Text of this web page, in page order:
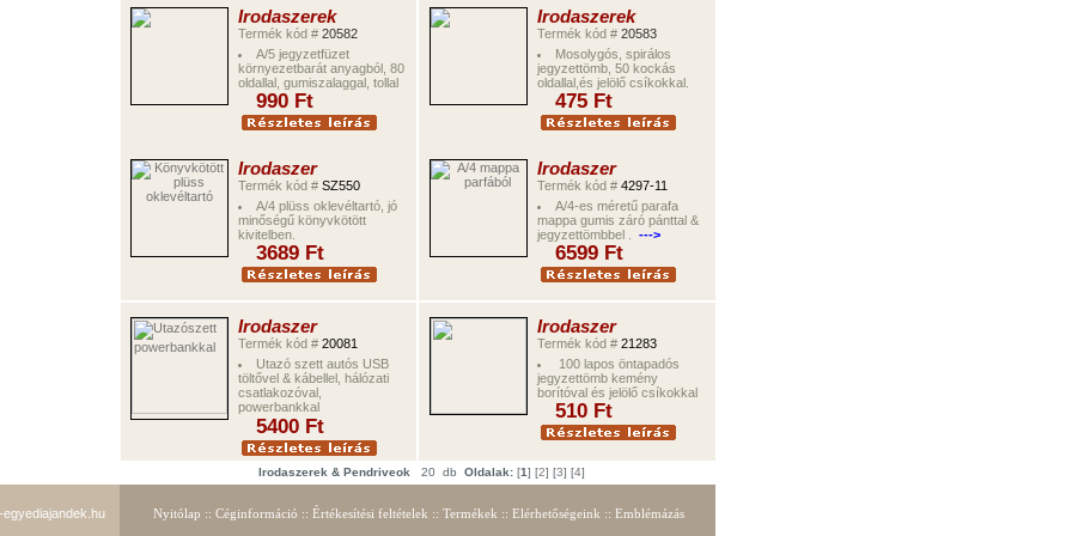
Irodaszerek
Termék kód # 20582
A/5 jegyzetfüzet
környezetbarát anyagból, 80
oldallal, gumiszalaggal, tollal
990 Ft
Irodaszerek
Termék kód # 20583
Mosolygós, spirálos
jegyzettömb, 50 kockás
oldallal,és jelölő csíkokkal.
475 Ft
Irodaszer
Termék kód # SZ550
A/4 plüss oklevéltartó, jó
minőségű könyvkötött
kivitelben.
3689 Ft
Irodaszer
Termék kód # 4297-11
A/4-es méretű parafa
mappa gumis záró pánttal &
jegyzettömbbel . --->
6599 Ft
Irodaszer
Termék kód # 20081
Utazó szett autós USB
töltővel & kábellel, hálózati
csatlakozóval,
powerbankkal
5400 Ft
Irodaszer
Termék kód # 21283
100 lapos öntapadós
jegyzettömb kemény
borítóval és jelölő csíkokkal
510 Ft
Irodaszerek & Pendriveok 20 db Oldalak: [1] [2] [3] [4]
Nyitólap :: Céginformáció :: Értékesítési feltételek :: Termékek :: Elérhetőségeink :: Emblémázás